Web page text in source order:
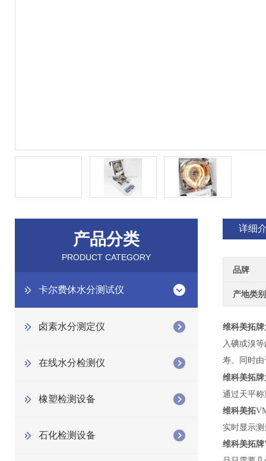
产品分类
PRODUCT CATEGORY
卡尔费休水分测试仪
卤素水分测定仪
在线水分检测仪
橡塑检测设备
石化检测设备
详细
品牌
产地类别
维科美拓牌
入碘或溴
寿。同时
维科美拓牌
通过天平
维科美拓
实时显示
维科美拓牌